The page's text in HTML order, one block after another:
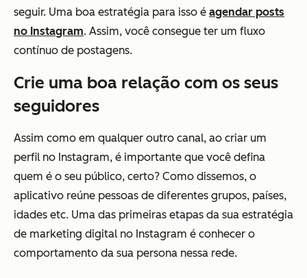
seguir. Uma boa estratégia para isso é agendar posts
no Instagram. Assim, você consegue ter um fluxo
contínuo de postagens.
Crie uma boa relação com os seus
seguidores
Assim como em qualquer outro canal, ao criar um
perfil no Instagram, é importante que você defina
quem é o seu público, certo? Como dissemos, o
aplicativo reúne pessoas de diferentes grupos, países,
idades etc. Uma das primeiras etapas da sua estratégia
de marketing digital no Instagram é conhecer o
comportamento da sua persona nessa rede.